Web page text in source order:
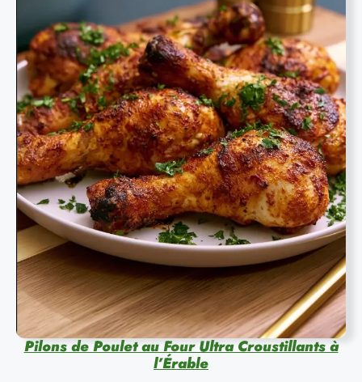
Pilons de Poulet au Four Ultra Croustillants à
l’Érable